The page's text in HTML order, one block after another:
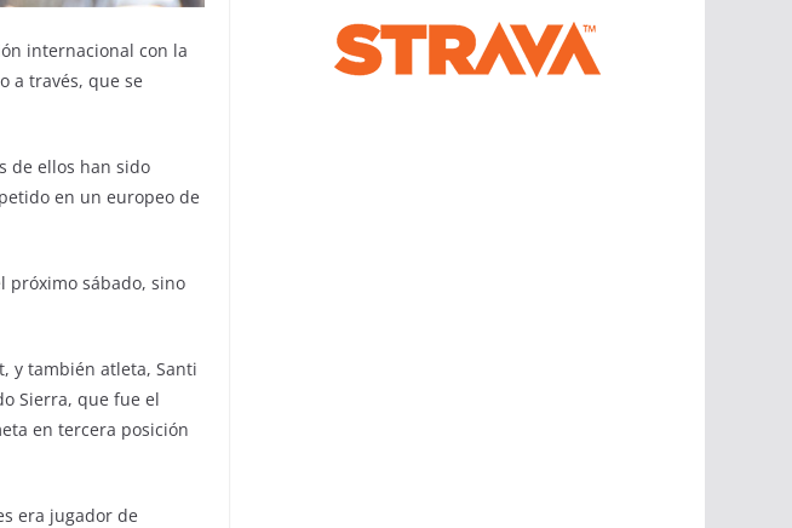
internacional con la
a través, que se
de ellos han sido
en un europeo de
próximo sábado, sino
y también atleta, Santi
Sierra, que fue el
en tercera posición
era jugador de